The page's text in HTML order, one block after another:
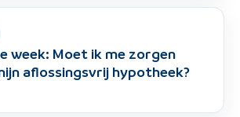
week: Moet ik me zorgen
aflossingsvrij hypotheek?